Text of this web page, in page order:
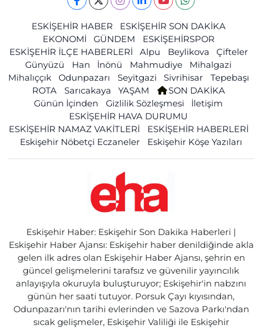
ESKİŞEHİR HABER
ESKİŞEHİR SON DAKİKA
EKONOMİ
GÜNDEM
ESKİŞEHİRSPOR
ESKİŞEHİR İLÇE HABERLERİ
Alpu Beylikova
Çifteler
Günyüzü
Han İnönü Mahmudiye
Mihalgazi
Mihalıççık
Odunpazarı Seyitgazi Sivrihisar
Tepebaşı
ROTA
Sarıcakaya YAŞAM
SON DAKİKA
Günün İçinden
Gizlilik Sözleşmesi
İletişim
ESKİŞEHİR HAVA DURUMU
ESKİŞEHİR NAMAZ VAKİTLERİ
ESKİŞEHİR HABERLERİ
Eskişehir Nöbetçi Eczaneler
Eskişehir Köşe Yazıları
Eskişehir Haber: Eskişehir Son Dakika Haberleri |
Eskişehir Haber Ajansı: Eskişehir haber denildiğinde akla
gelen ilk adres olan Eskişehir Haber Ajansı, şehrin en
güncel gelişmelerini tarafsız ve güvenilir yayıncılık
anlayışıyla okuruyla buluşturuyor; Eskişehir'in nabzını
günün her saati tutuyor. Porsuk Çayı kıyısından,
Odunpazarı'nın tarihi evlerinden ve Sazova Parkı'ndan
sıcak gelişmeler, Eskişehir Valiliği ile Eskişehir